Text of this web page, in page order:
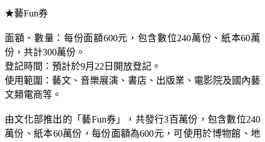
★藝Fun券
面額、數量：每份面額600元，包含數位240萬份、紙本60萬
份，共計300萬份。
登記時間：預計於9月22日開放登記。
使用範圍：藝文、音樂展演、書店、出版業、電影院及國內藝
文類電商等。
由文化部推出的「藝Fun券」，共發行3百萬份，包含數位240
萬份、紙本60萬份，每份面額為600元，可使用於博物館、地